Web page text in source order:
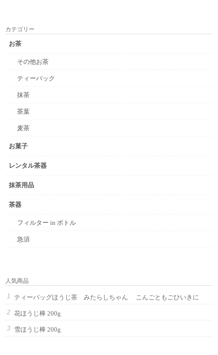
カテゴリー
お茶
その他お茶
ティーバック
抹茶
茶葉
麦茶
お菓子
レンタル茶器
抹茶用品
茶器
フィルター in ボトル
急須
人気商品
ティーバッグほうじ茶 みたらしちゃん こんごともごひいきに
花ほうじ棒 200g
雪ほうじ棒 200g